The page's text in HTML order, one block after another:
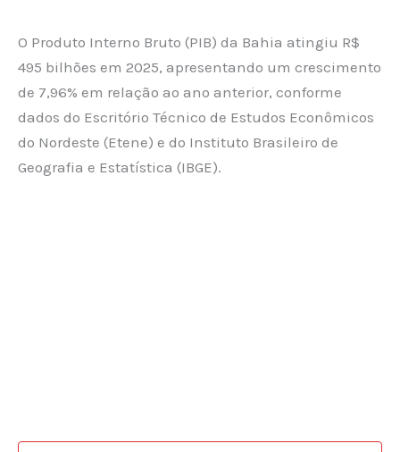
O Produto Interno Bruto (PIB) da Bahia atingiu R$
495 bilhões em 2025, apresentando um crescimento
de 7,96% em relação ao ano anterior, conforme
dados do Escritório Técnico de Estudos Econômicos
do Nordeste (Etene) e do Instituto Brasileiro de
Geografia e Estatística (IBGE).